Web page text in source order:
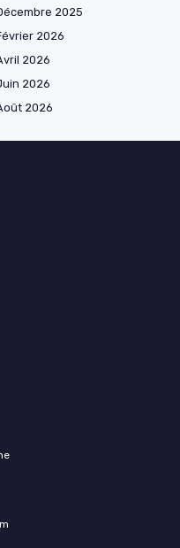
2025
2026
2026
2026
2026